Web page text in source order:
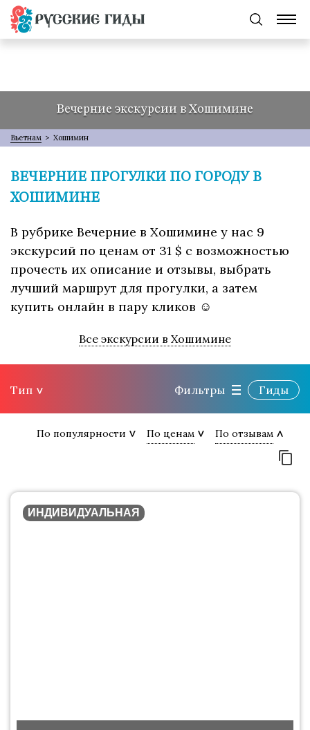
Вечерние экскурсии в Хошимине
Вьетнам > Хошимин
ВЕЧЕРНИЕ ПРОГУЛКИ ПО ГОРОДУ В
ХОШИМИНЕ
В рубрике Вечерние в Хошимине у нас 9
экскурсий по ценам от 31 $ с возможностью
прочесть их описание и отзывы, выбрать
лучший маршрут для прогулки, а затем
купить онлайн в пару кликов ☺
Все экскурсии в Хошимине
Тип Фильтры Гиды
По популярности По ценам По отзывам
ИНДИВИДУАЛЬНАЯ